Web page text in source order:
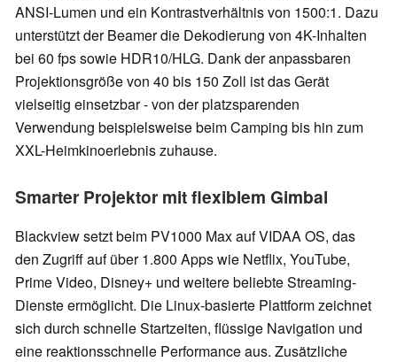
ANSI-Lumen und ein Kontrastverhältnis von 1500:1. Dazu
unterstützt der Beamer die Dekodierung von 4K-Inhalten
bei 60 fps sowie HDR10/HLG. Dank der anpassbaren
Projektionsgröße von 40 bis 150 Zoll ist das Gerät
vielseitig einsetzbar - von der platzsparenden
Verwendung beispielsweise beim Camping bis hin zum
XXL-Heimkinoerlebnis zuhause.
Smarter Projektor mit flexiblem Gimbal
Blackview setzt beim PV1000 Max auf VIDAA OS, das
den Zugriff auf über 1.800 Apps wie Netflix, YouTube,
Prime Video, Disney+ und weitere beliebte Streaming-
Dienste ermöglicht. Die Linux-basierte Plattform zeichnet
sich durch schnelle Startzeiten, flüssige Navigation und
eine reaktionsschnelle Performance aus. Zusätzliche